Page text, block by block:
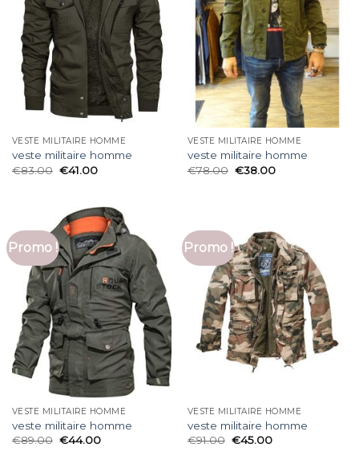
VESTE MILITAIRE HOMME
veste militaire homme
€83.00 €41.00
VESTE MILITAIRE HOMME
veste militaire homme
€78.00 €38.00
Promo !
VESTE MILITAIRE HOMME
veste militaire homme
€89.00 €44.00
Promo !
VESTE MILITAIRE HOMME
veste militaire homme
€91.00 €45.00